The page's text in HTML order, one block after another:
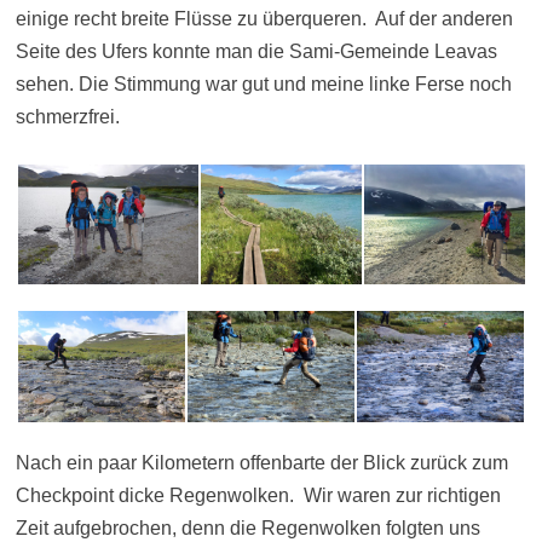
einige recht breite Flüsse zu überqueren. Auf der anderen
Seite des Ufers konnte man die Sami-Gemeinde Leavas
sehen. Die Stimmung war gut und meine linke Ferse noch
schmerzfrei.
Nach ein paar Kilometern offenbarte der Blick zurück zum
Checkpoint dicke Regenwolken. Wir waren zur richtigen
Zeit aufgebrochen, denn die Regenwolken folgten uns